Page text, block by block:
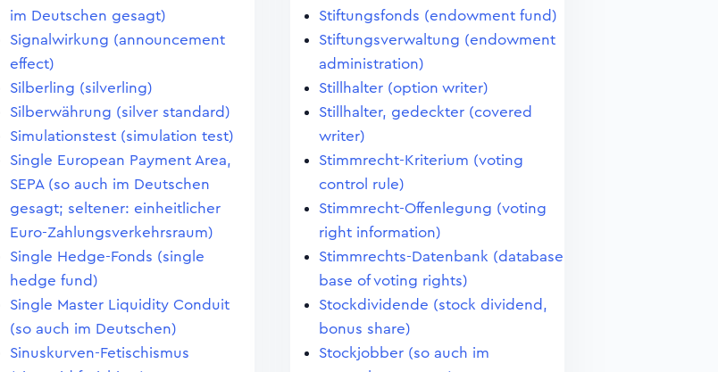
im Deutschen gesagt)
Signalwirkung (announcement
effect)
Silberling (silverling)
Silberwährung (silver standard)
Simulationstest (simulation test)
Single European Payment Area,
SEPA (so auch im Deutschen
gesagt; seltener: einheitlicher
Euro-Zahlungsverkehrsraum)
Single Hedge-Fonds (single
hedge fund)
Single Master Liquidity Conduit
(so auch im Deutschen)
Sinuskurven-Fetischismus
Stiftungsfonds (endowment fund)
Stiftungsverwaltung (endowment
administration)
Stillhalter (option writer)
Stillhalter, gedeckter (covered
writer)
Stimmrecht-Kriterium (voting
control rule)
Stimmrecht-Offenlegung (voting
right information)
Stimmrechts-Datenbank (database
base of voting rights)
Stockdividende (stock dividend,
bonus share)
Stockjobber (so auch im